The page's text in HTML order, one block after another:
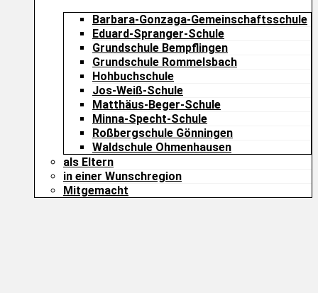
Barbara-Gonzaga-Gemeinschaftsschule
Eduard-Spranger-Schule
Grundschule Bempflingen
Grundschule Rommelsbach
Hohbuchschule
Jos-Weiß-Schule
Matthäus-Beger-Schule
Minna-Specht-Schule
Roßbergschule Gönningen
Waldschule Ohmenhausen
als Eltern
in einer Wunschregion
Mitgemacht